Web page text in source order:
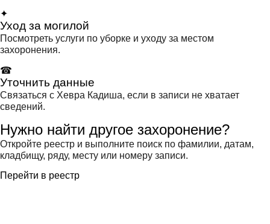
✦
Уход за могилой
Посмотреть услуги по уборке и уходу за местом
захоронения.
☎
Уточнить данные
Связаться с Хевра Кадиша, если в записи не хватает
сведений.
Нужно найти другое захоронение?
Откройте реестр и выполните поиск по фамилии, датам,
кладбищу, ряду, месту или номеру записи.
Перейти в реестр